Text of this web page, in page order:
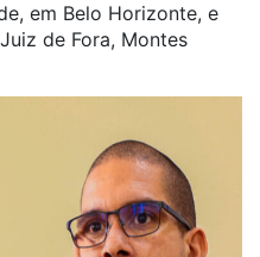
em Belo Horizonte, e
de Fora, Montes